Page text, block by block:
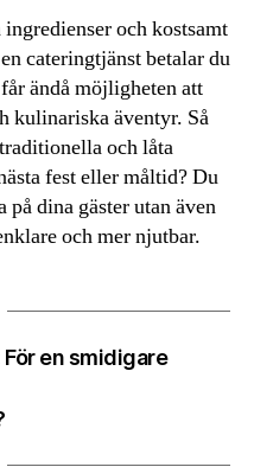
och kostsamt
cateringtjänst betalar du
ändå möjligheten att
kulinariska äventyr. Så
och låta
fest eller måltid? Du
dina gäster utan även
och mer njutbar.
en smidigare